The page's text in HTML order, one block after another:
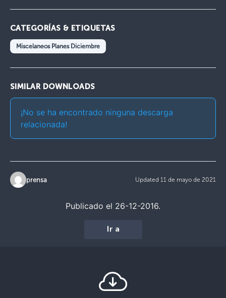
CATEGORÍAS & ETIQUETAS
Miscelaneos Planes Diciembre
SIMILAR DOWNLOADS
¡No se ha encontrado ninguna descarga
relacionada!
prensa Updated 11 de mayo de 2021
Publicado el 26-12-2016.
Ir a